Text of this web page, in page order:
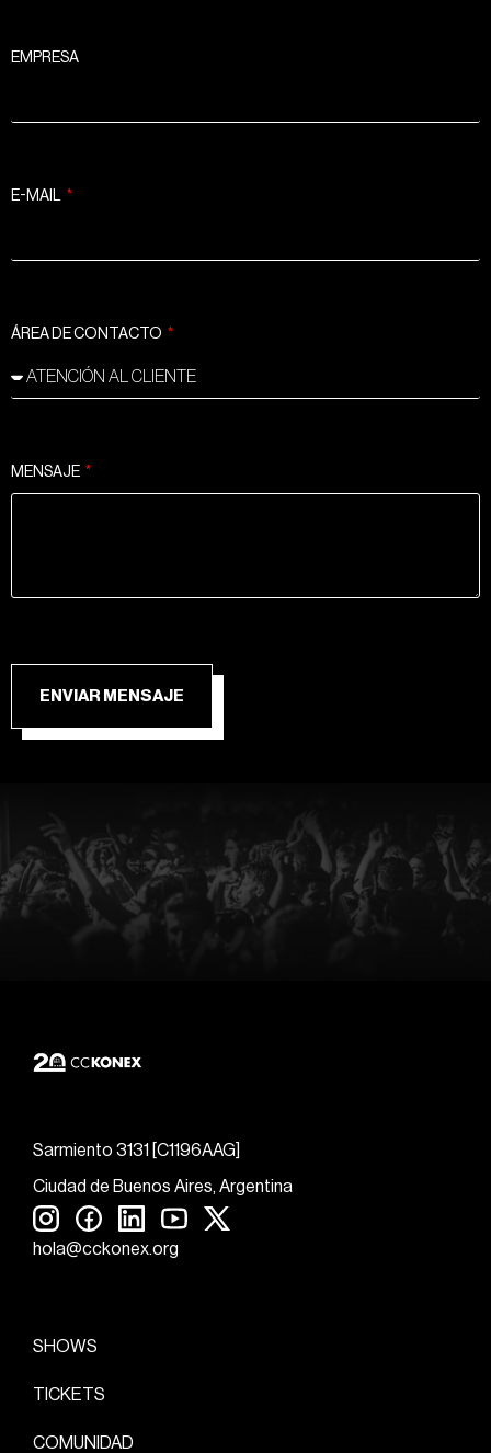
EMPRESA
E-MAIL
ÁREA DE CONTACTO
MENSAJE
ENVIAR MENSAJE
Sarmiento 3131 [C1196AAG]
Ciudad de Buenos Aires, Argentina
hola@cckonex.org
SHOWS
TICKETS
COMUNIDAD